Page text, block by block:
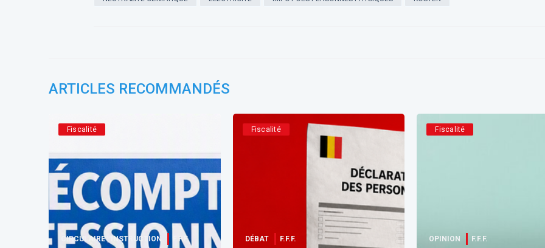
ARTICLES RECOMMANDÉS
Fiscalité
CIRCULAIRE | INSTRUCTION F.F.F.
Fiscalité
DÉBAT F.F.F.
Fiscalité
OPINION F.F.F.